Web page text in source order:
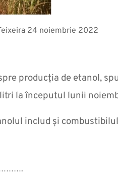
24 noiembrie 2022
producția de etanol,
la începutul lunii
includ și